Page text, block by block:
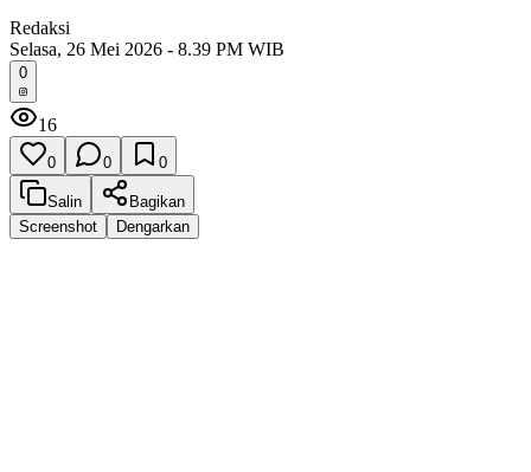
Redaksi
Selasa, 26 Mei 2026 - 8.39 PM WIB
0
16
0 0 0
Salin
Bagikan
Screenshot
Dengarkan